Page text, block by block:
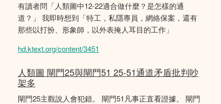
有讀者問「人類圖中12-22適合做什麼？是怎樣的通
道？」 我即時想到「特工，私隱專員，網絡保案，還有
那些以打扮、形象師，以外表掩人耳目的工作」
hd.ktext.org/content/3451
人類圖 閘門25與閘門51 25-51通道矛盾批判吵
架多
閘門25主觀說人會犯錯。 閘門51凡事正直看證據。 閘門